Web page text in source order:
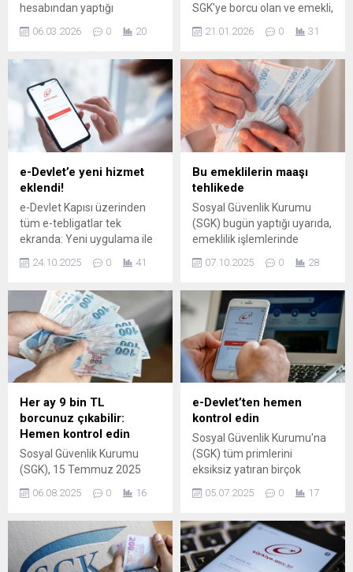
hesabından yaptığı
gerektiren durumlarda
SGK ile anlaşmalı olup
olmadığına bakılmaksızın ek
ücret ödemeyeceğini
duyurdu.
06.03.2026 0 20
SGK'ye borcu olan ve emekli,
maaşlarından yüzde 25'e
uygulaması bu ay başladı.
En düşük yetim aylığı 3750
liraya, en düşük emekli aylığı
da 15 bin TL’ye düşebilecek.
21.01.2026 0 31
e-Devlet’e yeni hizmet
eklendi!
e-Devlet Kapısı üzerinden
tüm e-tebligatlar tek
ekranda: Yeni uygulama ile
ve güvenli!
24.10.2025 0 41
Bu emeklilerin maaşı
tehlikede
Sosyal Güvenlik Kurumu
(SGK) bugün yaptığı uyarıda,
emeklilik işlemlerinde
vatandaşların hizmet
yapıldığını duyurdu. Yapılan
paylaşımda "Hizmet
dökümünüzde "K" harfi
gördüyseniz, bu iş yerleri
SGK tarafından kontrollü iş
yeri olarak izlenmektedir. Bu
iş yerinde bildirilen
çalışmalarınız, emeklilik
sayılmayabilir" ifadelerine
yer verildi.
07.10.2025 0 28
Her ay 9 bin TL
borcunuz çıkabilir:
Hemen kontrol edin
Sosyal Güvenlik Kurumu
(SGK), 15 Temmuz 2025
tarihinden itibaren Çiftçi
Kayıt Sistemi’ne (ÇKS) kayıtlı
tescili olmayan
vatandaşların sigortalılık
işlemlerinin otomatik olarak
06.08.2025 0 16
e-Devlet’ten hemen
kontrol edin
Sosyal Güvenlik Kurumu'na
(SGK) tüm primlerini
eksiksiz yatıran birçok
vatandaş, emeklilik
başvurusu sırasında
karşılaşıyor. Özellikle 2025
yılının ilk yarısında, yalnızca
prim günü eksikliği
05.07.2025 0 17